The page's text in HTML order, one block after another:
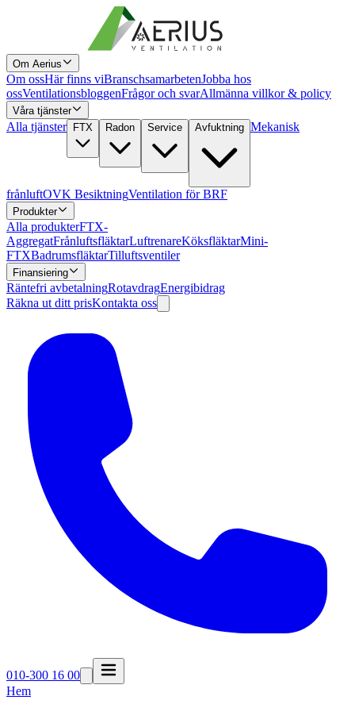
Om Aerius
Om ossHär finns viBranschsamarbetenJobba hos
ossVentilationsbloggenFrågor och svarAllmänna villkor & policy
Våra tjänster
Alla tjänster FTX Radon Service Avfuktning Mekanisk
frånluftOVK BesiktningVentilation för BRF
Produkter
Alla produkterFTX-
AggregatFrånluftsfläktarLuftrenareKöksfläktarMini-
FTXBadrumsfläktarTilluftsventiler
Finansiering
Räntefri avbetalningRotavdragEnergibidrag
Räkna ut ditt prisKontakta oss
010-300 16 00
Hem